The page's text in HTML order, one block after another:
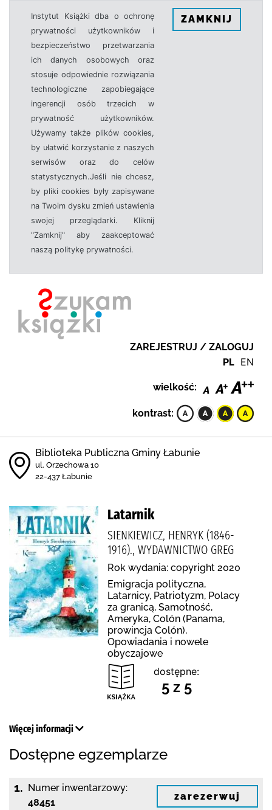
Instytut Książki dba o ochronę
prywatności użytkowników i
bezpieczeństwo przetwarzania
ich danych osobowych oraz
stosuje odpowiednie rozwiązania
technologiczne zapobiegające
ingerencji osób trzecich w
prywatność użytkowników.
Używamy także plików cookies,
by ułatwić korzystanie z naszych
serwisów oraz do celów
statystycznych.Jeśli nie chcesz,
by pliki cookies były zapisywane
na Twoim dysku zmień ustawienia
swojej przeglądarki. Kliknij
"Zamknij" aby zaakceptować
naszą politykę prywatności.
ZAMKNIJ
ZAREJESTRUJ / ZALOGUJ
PL EN
wielkość:
kontrast:
Biblioteka Publiczna Gminy Łabunie
ul. Orzechowa 10
22-437 Łabunie
Latarnik
SIENKIEWICZ, HENRYK (1846-
1916)., WYDAWNICTWO GREG
Rok wydania: copyright 2020
Emigracja polityczna,
Latarnicy, Patriotyzm, Polacy
za granicą, Samotność,
Ameryka, Colón (Panama,
prowincja Colón),
Opowiadania i nowele
obyczajowe
dostępne:
5 z 5
Więcej informacji
Dostępne egzemplarze
1. Numer inwentarzowy:
48451
zarezerwuj